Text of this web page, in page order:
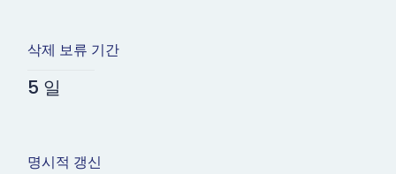
삭제 보류 기간
5 일
명시적 갱신